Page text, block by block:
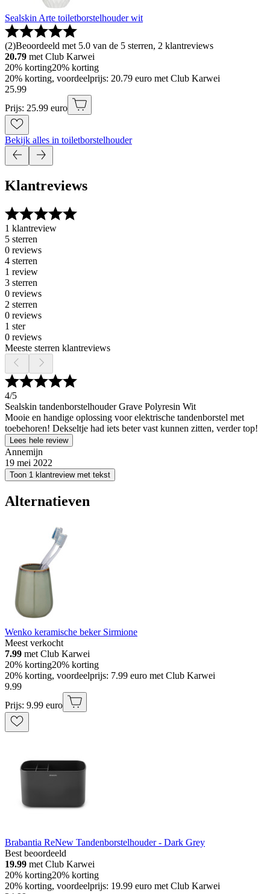
Sealskin Arte toiletborstelhouder wit
(2)Beoordeeld met 5.0 van de 5 sterren, 2 klantreviews
20.79 met Club Karwei
20% korting20% korting
20% korting, voordeelprijs: 20.79 euro met Club Karwei
25.99
Prijs: 25.99 euro
Bekijk alles in toiletborstelhouder
Klantreviews
1 klantreview
5 sterren
0 reviews
4 sterren
1 review
3 sterren
0 reviews
2 sterren
0 reviews
1 ster
0 reviews
Meeste sterren klantreviews
4/5
Sealskin tandenborstelhouder Grave Polyresin Wit
Mooie en handige oplossing voor elektrische tandenborstel met
toebehoren! Dekseltje had iets beter vast kunnen zitten, verder top!
Lees hele review
Annemijn
19 mei 2022
Toon 1 klantreview met tekst
Alternatieven
Wenko keramische beker Sirmione
Meest verkocht
7.99 met Club Karwei
20% korting20% korting
20% korting, voordeelprijs: 7.99 euro met Club Karwei
9.99
Prijs: 9.99 euro
Brabantia ReNew Tandenborstelhouder - Dark Grey
Best beoordeeld
19.99 met Club Karwei
20% korting20% korting
20% korting, voordeelprijs: 19.99 euro met Club Karwei